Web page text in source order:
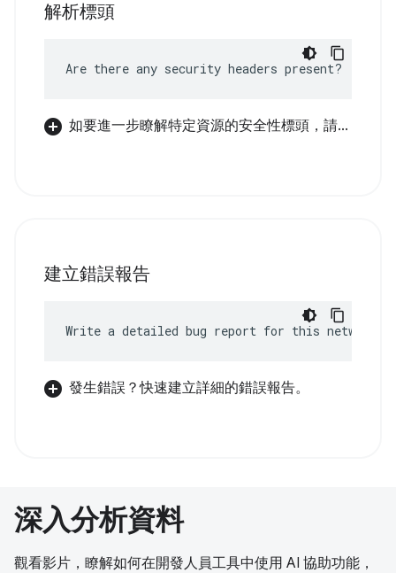
解析標頭
Are there any security headers present?
如要進一步瞭解特定資源的安全性標頭，請...
建立錯誤報告
Write a detailed bug report for this network
發生錯誤？快速建立詳細的錯誤報告。
深入分析資料
觀看影片，瞭解如何在開發人員工具中使用 AI 協助功能，